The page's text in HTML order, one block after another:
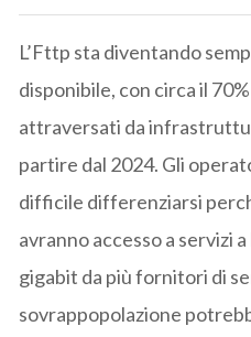
L’Fttp sta diventando
disponibile, con circa il
attraversati da
partire dal 2024. Gli
difficile differenziarsi
avranno accesso a servizi
gigabit da più fornitori di
sovrappopolazione